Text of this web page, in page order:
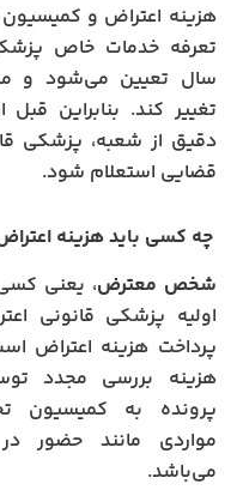
هزینه اعتراض و
تعرفه خدمات خاص
سال تعیین می‌شود و
تغییر کند. بنابراین قبل
دقیق از شعبه، پزشکی
قضایی استعلام شود.
چه کسی باید هزینه
شخص معترض، یعنی
اولیه پزشکی قانونی
پرداخت هزینه اعتراض
هزینه بررسی مجدد
پرونده به
مواردی مانند حضور
می‌باشد.